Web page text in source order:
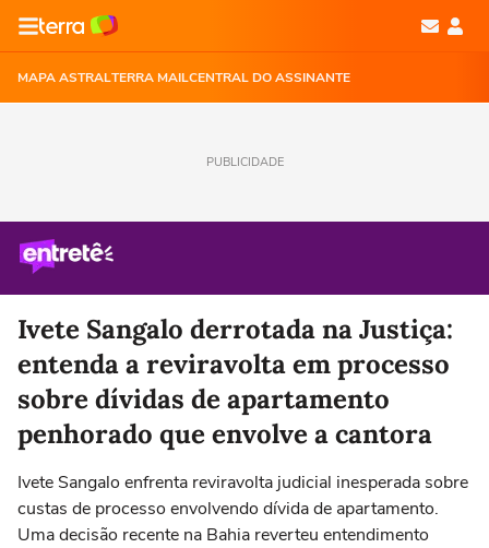
MAPA ASTRALTERRA MAILCENTRAL DO ASSINANTE
PUBLICIDADE
Ivete Sangalo derrotada na Justiça:
entenda a reviravolta em processo
sobre dívidas de apartamento
penhorado que envolve a cantora
Ivete Sangalo enfrenta reviravolta judicial inesperada sobre
custas de processo envolvendo dívida de apartamento.
Uma decisão recente na Bahia reverteu entendimento